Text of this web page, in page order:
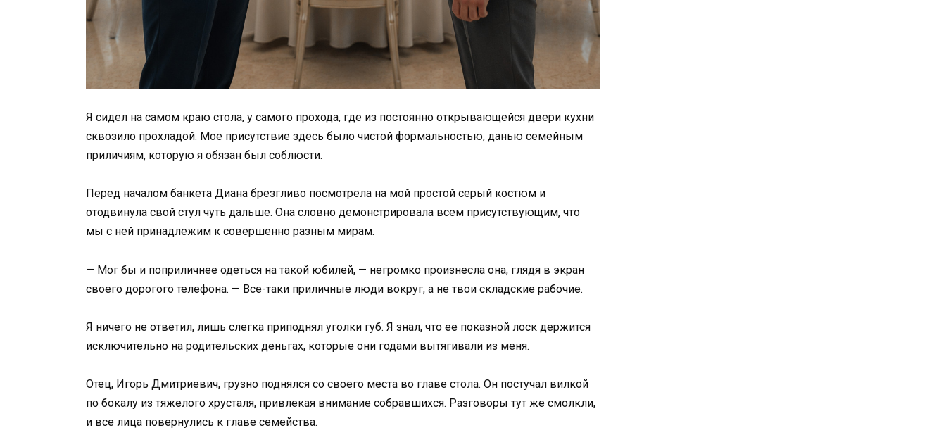
Я сидел на самом краю стола, у самого прохода, где из постоянно открывающейся двери кухни
сквозило прохладой. Мое присутствие здесь было чистой формальностью, данью семейным
приличиям, которую я обязан был соблюсти.
Перед началом банкета Диана брезгливо посмотрела на мой простой серый костюм и
отодвинула свой стул чуть дальше. Она словно демонстрировала всем присутствующим, что
мы с ней принадлежим к совершенно разным мирам.
— Мог бы и поприличнее одеться на такой юбилей, — негромко произнесла она, глядя в экран
своего дорогого телефона. — Все-таки приличные люди вокруг, а не твои складские рабочие.
Я ничего не ответил, лишь слегка приподнял уголки губ. Я знал, что ее показной лоск держится
исключительно на родительских деньгах, которые они годами вытягивали из меня.
Отец, Игорь Дмитриевич, грузно поднялся со своего места во главе стола. Он постучал вилкой
по бокалу из тяжелого хрусталя, привлекая внимание собравшихся. Разговоры тут же смолкли,
и все лица повернулись к главе семейства.